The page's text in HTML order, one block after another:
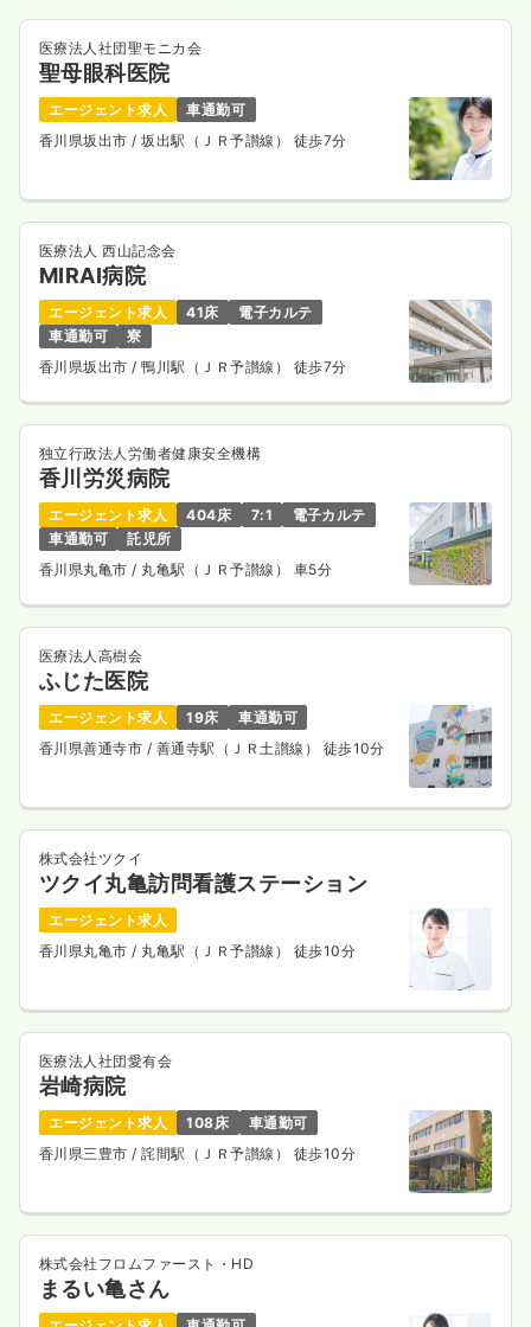
医療法人社団聖モニカ会
聖母眼科医院
エージェント求人
車通勤可
香川県坂出市 / 坂出駅（ＪＲ予讃線） 徒歩7分
医療法人 西山記念会
MIRAI病院
エージェント求人 41床
電子カルテ
車通勤可
寮
香川県坂出市/ 鴨川駅（ＪＲ予讃線） 徒歩7分
独立行政法人労働者健康安全機構
香川労災病院
エージェント求人 404床 7:1
電子カルテ
車通勤可
託児所
香川県丸亀市/ 丸亀駅（ＪＲ予讃線） 車5分
医療法人高樹会
ふじた医院
エージェント求人 19床
車通勤可
香川県善通寺市 / 善通寺駅（ＪＲ土讃線） 徒歩10分
株式会社ツクイ
ツクイ丸亀訪問看護ステーション
エージェント求人
香川県丸亀市 / 丸亀駅（ＪＲ予讃線） 徒歩10分
医療法人社団愛有会
岩崎病院
エージェント求人 108床
車通勤可
香川県三豊市 / 詫間駅（ＪＲ予讃線） 徒歩10分
株式会社フロムファースト・HD
まるい亀さん